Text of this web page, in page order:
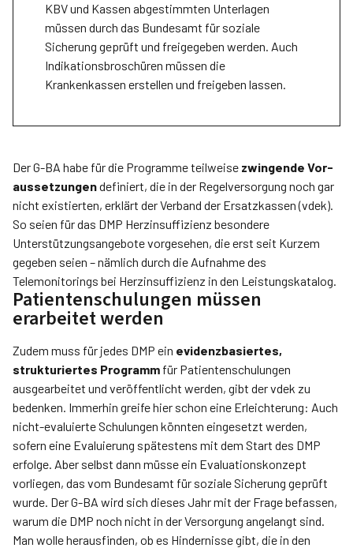
KBV und Kassen abgestimmten Unterlagen
müssen durch das Bundesamt für soziale
Sicherung geprüft und freigegeben werden. Auch
Indikationsbroschüren müssen die
Krankenkassen erstellen und freigeben lassen.
Der G-BA habe für die Programme teilweise zwingende Vor­
aussetzungendefiniert, die in der Regelversorgung noch gar
nicht existierten, erklärt der Verband der Ersatzkassen (vdek).
So seien für das DMP Herzinsuffizienz besondere
Unterstützungsangebote vorgesehen, die erst seit Kurzem
gegeben seien – nämlich durch die Aufnahme des
Telemonitorings bei Herzinsuffizienz in den Leistungskatalog.
Patientenschulungen müssen
erarbeitet werden
Zudem muss für jedes DMP ein evidenzbasiertes,
strukturiertes Programm für Patientenschulungen
ausgearbeitet und veröffentlicht werden, gibt der vdek zu
bedenken. Immerhin greife hier schon eine Erleichterung: Auch
nicht-evaluierte Schulungen könnten eingesetzt werden,
sofern eine Evaluierung spätestens mit dem Start des DMP
erfolge. Aber selbst dann müsse ein Evaluationskonzept
vorliegen, das vom Bundesamt für soziale Sicherung geprüft
wurde. Der G-BA wird sich dieses Jahr mit der Frage befassen,
warum die DMP noch nicht in der Versorgung angelangt sind.
Man wolle herausfinden, ob es Hindernisse gibt, die in den